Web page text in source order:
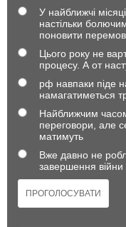
У найближчі
настільки
поновити
Цього року не
процесу. А от
рф навпаки піде
намагатиметься
Найближчим
переговори, але
матимуть
Вже давно не
завершення війни